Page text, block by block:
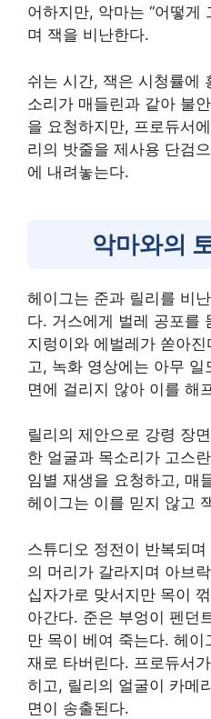
어하지만, 악마는 “어떻게
며 잭을 비난한다.
쉬는 시간, 잭은 시청률에
소리가 매들린과 같아 불
을 요청하지만, 프로듀서
리의 밧줄을 제사용 단검
에 내려놓는다.
악마와의
헤이그는 준과 릴리를 비
다. 거스에게 벌레 공포를
지렁이와 에벌레가 쏟아
고, 녹화 영상에는 아무
면에 걸리지 않아 이를 해
릴리의 제안으로 강령 장
한 얼굴과 목소리가 고스
임별 재생을 요청하고, 매
헤이그는 이를 믿지 않고
스튜디오 정전이 반복되
의 머리가 갈라지며 아브
십자가로 맞서지만 목이
아간다. 준은 부엉이 펜던
만 목이 베여 죽는다. 헤
재로 타버린다. 프로듀서
히고, 릴리의 얼굴이 카메
면이 송출된다.